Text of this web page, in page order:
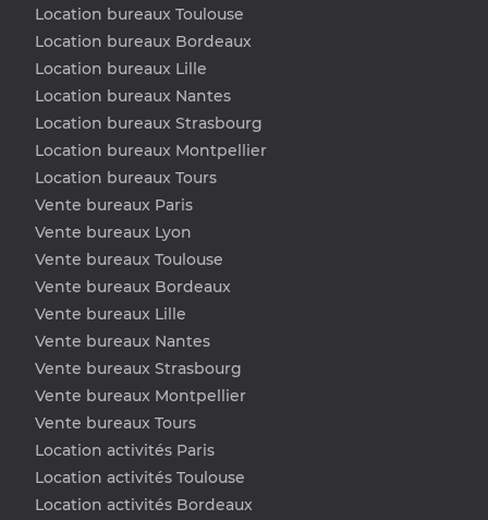
Location bureaux Toulouse
Location bureaux Bordeaux
Location bureaux Lille
Location bureaux Nantes
Location bureaux Strasbourg
Location bureaux Montpellier
Location bureaux Tours
Vente bureaux Paris
Vente bureaux Lyon
Vente bureaux Toulouse
Vente bureaux Bordeaux
Vente bureaux Lille
Vente bureaux Nantes
Vente bureaux Strasbourg
Vente bureaux Montpellier
Vente bureaux Tours
Location activités Paris
Location activités Toulouse
Location activités Bordeaux